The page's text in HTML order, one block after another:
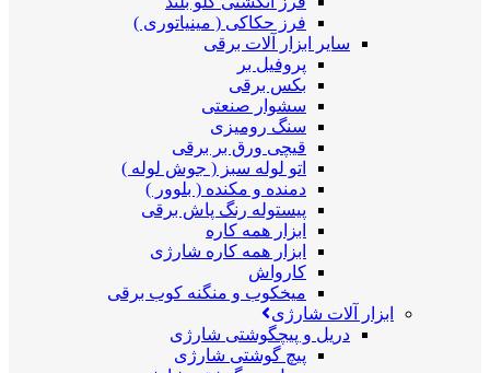
فرز حکاکی ( مینیاتوری )
سایر ابزار آلات برقی
پروفیل بر
بکس برقی
سشوار صنعتی
سنگ رومیزی
قیچی ورق بر برقی
اتو لوله سبز ( جوش لوله )
دمنده و مکنده ( بلوور )
پیستوله رنگ پاش برقی
ابزار همه کاره
ابزار همه کاره شارژی
کارواش
میخکوب و منگنه کوب برقی
ابزار آلات شارژی
دریل و پیچگوشتی شارژی
پیچ گوشتی شارژی